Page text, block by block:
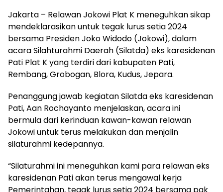
Jakarta – Relawan Jokowi Plat K meneguhkan sikap
mendeklarasikan untuk tegak lurus setia 2024
bersama Presiden Joko Widodo (Jokowi), dalam
acara Silahturahmi Daerah (Silatda) eks karesidenan
Pati Plat K yang terdiri dari kabupaten Pati,
Rembang, Grobogan, Blora, Kudus, Jepara.
Penanggung jawab kegiatan Silatda eks karesidenan
Pati, Aan Rochayanto menjelaskan, acara ini
bermula dari kerinduan kawan-kawan relawan
Jokowi untuk terus melakukan dan menjalin
silaturahmi kedepannya.
“Silaturahmi ini meneguhkan kami para relawan eks
karesidenan Pati akan terus mengawal kerja